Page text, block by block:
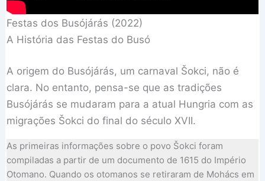
Festas dos Busójárás (2022)
A História das Festas do Busó
A origem do Busójárás, um carnaval Šokci, não é
clara. No entanto, pensa-se que as tradições
Busójárás se mudaram para a atual Hungria com as
migrações Šokci do final do século XVII.
As primeiras informações sobre o povo Šokci foram
compiladas a partir de um documento de 1615 do Império
Otomano. Quando os otomanos se retiraram de Mohács em